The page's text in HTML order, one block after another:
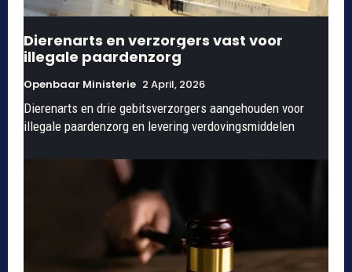
Dierenarts en verzorgers vast voor
illegale paardenzorg
Openbaar Ministerie 2 April, 2026
Dierenarts en drie gebitsverzorgers aangehouden voor
illegale paardenzorg en levering verdovingsmiddelen